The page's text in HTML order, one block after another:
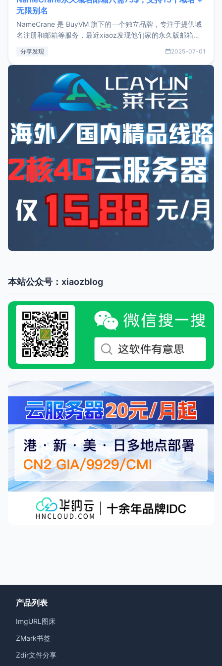
无限别名
NameCrane 是 BuyVM 旗下的一个独立品牌，专注于提供域
名注册和邮箱等服务，最近xiaoz发现他们家的永久版邮箱服
又实惠的域名邮箱，不妨尝试一下 NameCrane。注册
NameCraneNameCrane不支持直接注册，必须要购买
分享发现 2025-07-01
本站公众号：xiaozblog
产品列表
ImgURL图床
ZMark书签
Zdir文件分享